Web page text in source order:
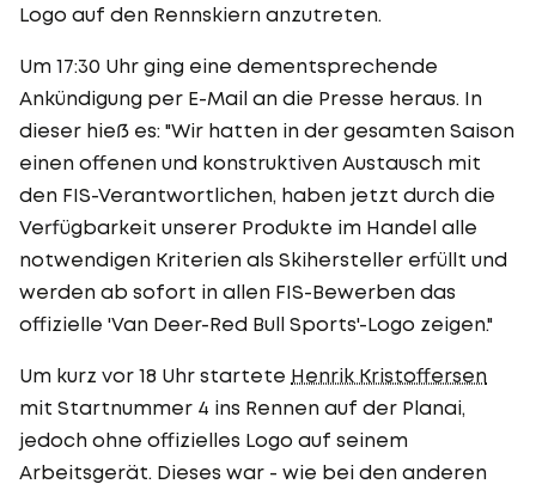
Logo auf den Rennskiern anzutreten.
Um 17:30 Uhr ging eine dementsprechende
Ankündigung per E-Mail an die Presse heraus. In
dieser hieß es: "Wir hatten in der gesamten Saison
einen offenen und konstruktiven Austausch mit
den FIS-Verantwortlichen, haben jetzt durch die
Verfügbarkeit unserer Produkte im Handel alle
notwendigen Kriterien als Skihersteller erfüllt und
werden ab sofort in allen FIS-Bewerben das
offizielle 'Van Deer-Red Bull Sports'-Logo zeigen."
Um kurz vor 18 Uhr startete Henrik Kristoffersen
mit Startnummer 4 ins Rennen auf der Planai,
jedoch ohne offizielles Logo auf seinem
Arbeitsgerät. Dieses war - wie bei den anderen